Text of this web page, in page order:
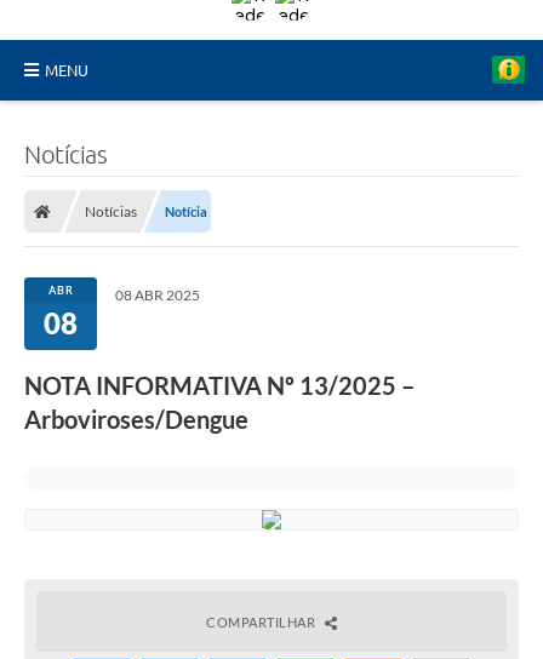
MENU
Conselhos Municipais
Serviços on-line
Turismo
Notícias
Notícias Notícia
ABR
08
08 ABR 2025
NOTA INFORMATIVA Nº 13/2025 –
Arboviroses/Dengue
COMPARTILHAR